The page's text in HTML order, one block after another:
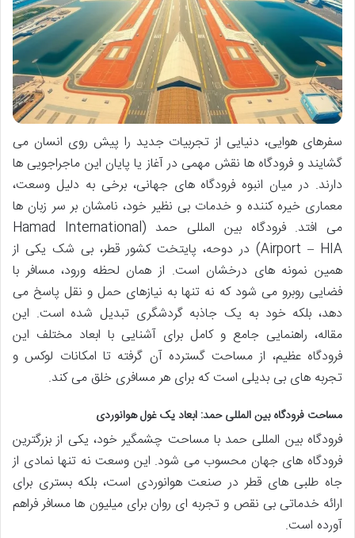
سفرهای هوایی، دنیایی از تجربیات جدید را پیش روی انسان می
گشایند و فرودگاه ها نقش مهمی در آغاز یا پایان این ماجراجویی ها
دارند. در میان انبوه فرودگاه های جهانی، برخی به دلیل وسعت،
معماری خیره کننده و خدمات بی نظیر خود، نامشان بر سر زبان ها
می افتد. فرودگاه بین المللی حمد (Hamad International
Airport – HIA) در دوحه، پایتخت کشور قطر، بی شک یکی از
همین نمونه های درخشان است. از همان لحظه ورود، مسافر با
فضایی روبرو می شود که نه تنها به نیازهای حمل و نقل پاسخ می
دهد، بلکه خود به یک جاذبه گردشگری تبدیل شده است. این
مقاله، راهنمایی جامع و کامل برای آشنایی با ابعاد مختلف این
فرودگاه عظیم، از مساحت گسترده آن گرفته تا امکانات لوکس و
تجربه های بی بدیلی است که برای هر مسافری خلق می کند.
مساحت فرودگاه بین المللی حمد: ابعاد یک غول هوانوردی
فرودگاه بین المللی حمد با مساحت چشمگیر خود، یکی از بزرگترین
فرودگاه های جهان محسوب می شود. این وسعت نه تنها نمادی از
جاه طلبی های قطر در صنعت هوانوردی است، بلکه بستری برای
ارائه خدماتی بی نقص و تجربه ای روان برای میلیون ها مسافر فراهم
آورده است.